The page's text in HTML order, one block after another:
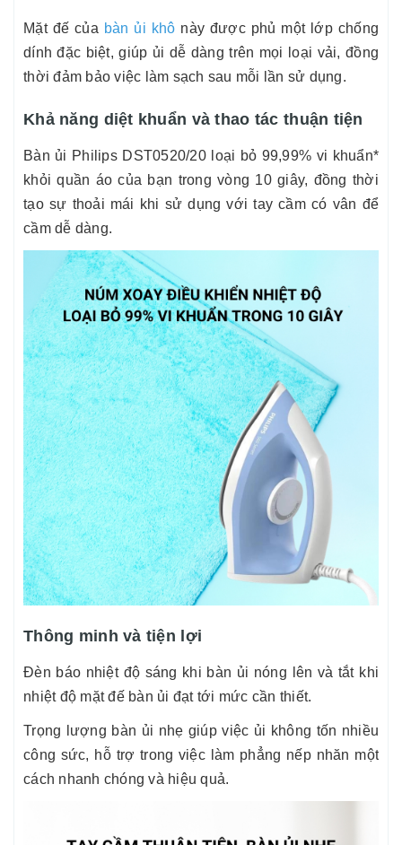
Mặt đế của bàn ủi khô này được phủ một lớp chống
dính đặc biệt, giúp ủi dễ dàng trên mọi loại vải, đồng
thời đảm bảo việc làm sạch sau mỗi lần sử dụng.
Khả năng diệt khuẩn và thao tác thuận tiện
Bàn ủi Philips DST0520/20 loại bỏ 99,99% vi khuẩn*
khỏi quần áo của bạn trong vòng 10 giây, đồng thời
tạo sự thoải mái khi sử dụng với tay cầm có vân để
cầm dễ dàng.
Thông minh và tiện lợi
Đèn báo nhiệt độ sáng khi bàn ủi nóng lên và tắt khi
nhiệt độ mặt đế bàn ủi đạt tới mức cần thiết.
Trọng lượng bàn ủi nhẹ giúp việc ủi không tốn nhiều
công sức, hỗ trợ trong việc làm phẳng nếp nhăn một
cách nhanh chóng và hiệu quả.